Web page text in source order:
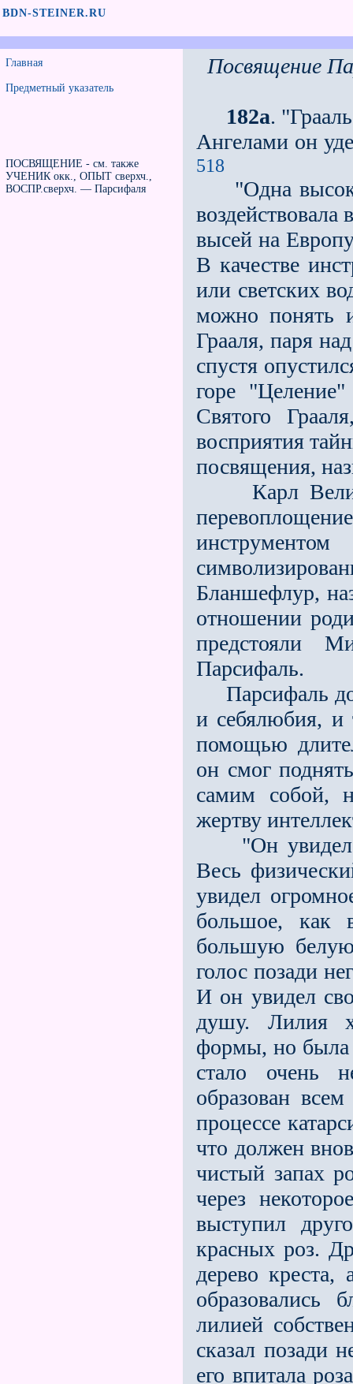
BDN-STEINER.RU
Главная
Предметный указатель
ПОСВЯЩЕНИЕ - см. также
УЧЕНИК окк., ОПЫТ сверхч.,
ВОСПР.сверхч. — Парсифаля
Посвящение
182а.
Ангелами он
518
"Одна
воздействовала
высей на
В качестве
или светских
можно понять
Грааля, паря
спустя
горе
Святого
восприятия
посвящения,
Карл
Бланшефлур,
отношении
предстояли
Парсифаль.
Парсифаль
и себялюбия,
помощью
он смог
самим собой,
жертву
"Он увидел
Весь
увидел
большое, как
большую
голос позади
И он увидел
душу. Лилия
формы, но была
стало очень
образован
процессе
что должен
чистый запах
через
выступил
красных роз.
дерево
образовались
лилией
сказал позади
его впитала